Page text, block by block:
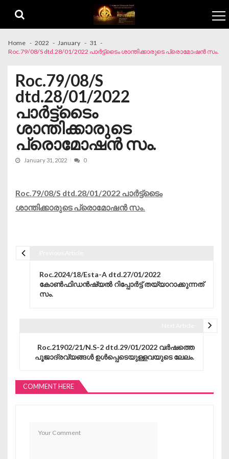
Home 2022 January
31
Roc.79/08/S dtd.28/01/2022 പാർട്ട്ടൈം ശാന്തിക്കാരുടെ പ്രൊമോഷൻ സം.
Roc.79/08/S
dtd.28/01/2022
പാർട്ട്ടൈം
ശാന്തിക്കാരുടെ
പ്രൊമോഷൻ സം.
January 31, 2022 0
Roc.79/08/S dtd.28/01/2022 പാർട്ട്ടൈം
ശാന്തിക്കാരുടെ പ്രൊമോഷൻ സം.
Roc.2024/18/Esta-A dtd.27/01/2022
കോൺഫിഡൻഷ്യൽ റിപ്പോർട്ട് തയ്യാറാക്കുന്നത്
സം.
Roc.21902/21/N.S-2 dtd.29/01/2022 വർഷത്തെ
പൂജാദ്രവ്യങ്ങൾ ഉൾപ്പെടെയുള്ളവയുടെ ലേലം.
COMMENT HERE